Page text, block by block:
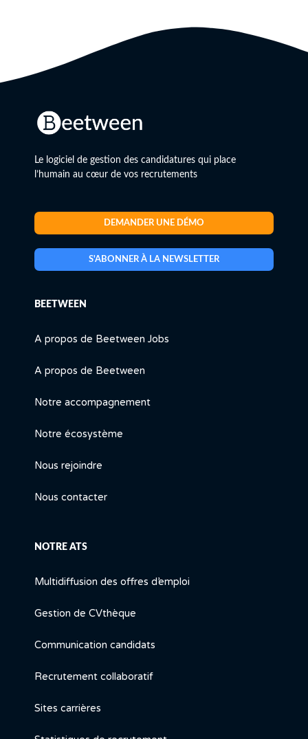
Le logiciel de gestion des candidatures qui place
l’humain au cœur de vos recrutements
DEMANDER UNE DÉMO
S'ABONNER À LA NEWSLETTER
BEETWEEN
A propos de Beetween Jobs
A propos de Beetween
Notre accompagnement
Notre écosystème
Nous rejoindre
Nous contacter
NOTRE ATS
Multidiffusion des offres d’emploi
Gestion de CVthèque
Communication candidats
Recrutement collaboratif
Sites carrières